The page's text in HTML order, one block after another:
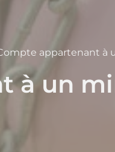
appartenant à
à un